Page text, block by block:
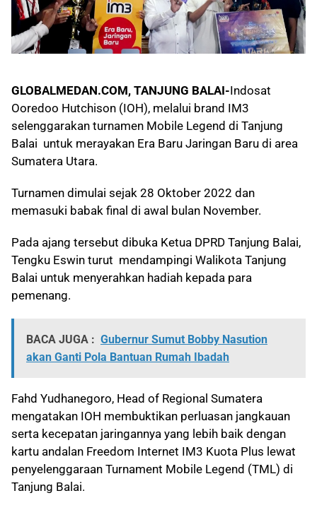
GLOBALMEDAN.COM, TANJUNG BALAI-Indosat
Ooredoo Hutchison (IOH), melalui brand IM3
selenggarakan turnamen Mobile Legend di Tanjung
Balai untuk merayakan Era Baru Jaringan Baru di area
Sumatera Utara.
Turnamen dimulai sejak 28 Oktober 2022 dan
memasuki babak final di awal bulan November.
Pada ajang tersebut dibuka Ketua DPRD Tanjung Balai,
Tengku Eswin turut mendampingi Walikota Tanjung
Balai untuk menyerahkan hadiah kepada para
pemenang.
BACA JUGA : Gubernur Sumut Bobby Nasution
akan Ganti Pola Bantuan Rumah Ibadah
Fahd Yudhanegoro, Head of Regional Sumatera
mengatakan IOH membuktikan perluasan jangkauan
serta kecepatan jaringannya yang lebih baik dengan
kartu andalan Freedom Internet IM3 Kuota Plus lewat
penyelenggaraan Turnament Mobile Legend (TML) di
Tanjung Balai.